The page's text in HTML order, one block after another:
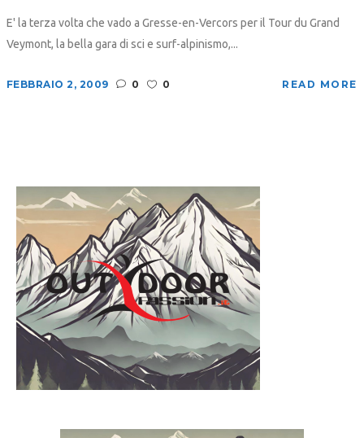
E' la terza volta che vado a Gresse-en-Vercors per il Tour du Grand
Veymont, la bella gara di sci e surf-alpinismo,...
FEBBRAIO 2, 2009 0 0 READ MORE